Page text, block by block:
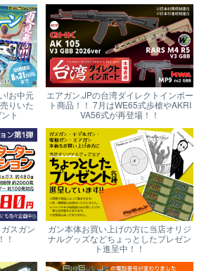
!お中元
りいた
ト
エアガン.JPの台湾ダイレクトインポー
ト商品！！ 7月はWE65式歩槍やAKRI
VA56式が再登場！！
スガン
！
ガン本体お買い上げの方に当店オリジ
ナルグッズなどちょっとしたプレゼン
ト進呈中！！